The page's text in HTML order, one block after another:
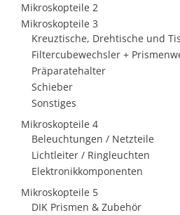
Mikroskopteile 2
Mikroskopteile 3
Kreuztische, Drehtische und
Filtercubewechsler +
Präparatehalter
Schieber
Sonstiges
Mikroskopteile 4
Beleuchtungen / Netzteile
Lichtleiter / Ringleuchten
Elektronikkomponenten
Mikroskopteile 5
DIK Prismen & Zubehör